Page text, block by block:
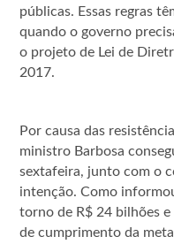
públicas. Essas regras
quando o governo
o projeto de Lei de
2017.
Por causa das
ministro Barbosa
sexta­feira, junto com o
intenção. Como
torno de R$ 24 bilhões
de cumprimento da